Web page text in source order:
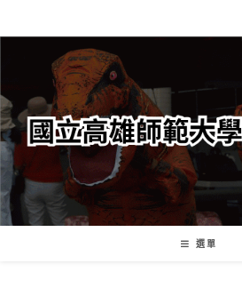
轉
要
內
容
選單